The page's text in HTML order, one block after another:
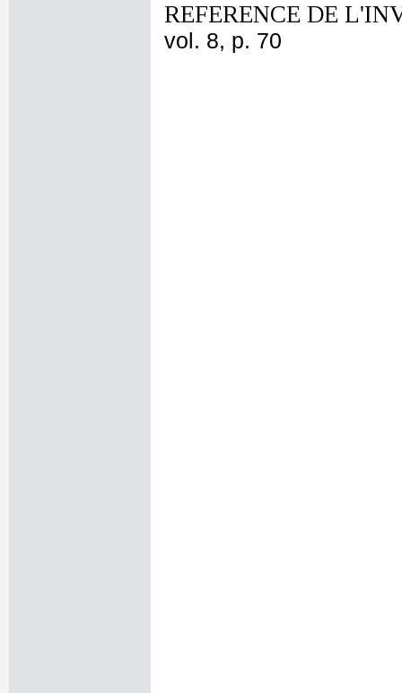
REFERENCE DE
vol. 8, p. 70